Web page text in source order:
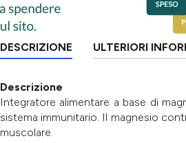
DESCRIZIONE ULTERIORI
Descrizione
Integratore alimentare a base di
sistema immunitario. Il magnesio
muscolare.